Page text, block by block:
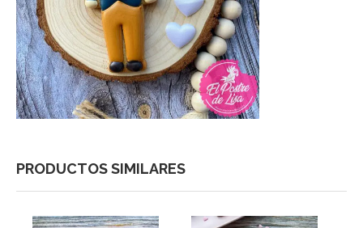
PRODUCTOS SIMILARES